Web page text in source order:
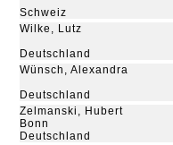
Schweiz
Wilke, Lutz
Deutschland
Wünsch, Alexandra
Deutschland
Zelmanski, Hubert
Bonn
Deutschland